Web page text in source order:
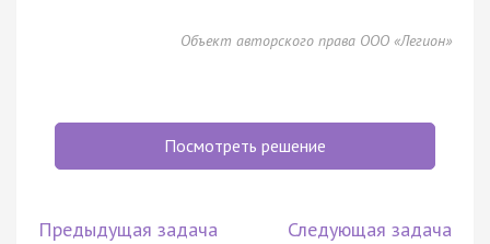
Объект авторского права ООО «Легион»
Посмотреть решение
Предыдущая задача Следующая задача